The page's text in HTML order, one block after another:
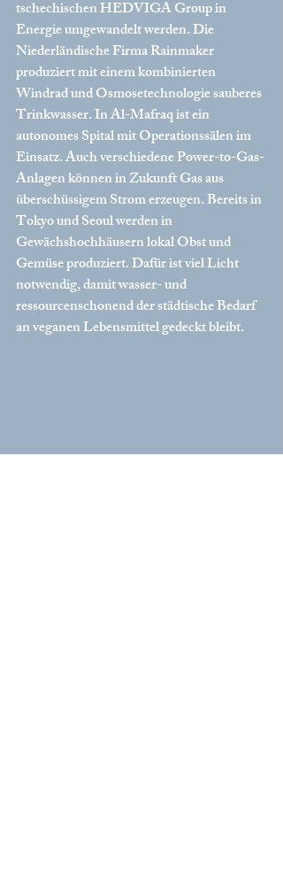
tschechischen HEDVIGA Group in
Energie umgewandelt werden. Die
Niederländische Firma Rainmaker
produziert mit einem kombinierten
Windrad und Osmosetechnologie sauberes
Trinkwasser. In Al-Mafraq ist ein
autonomes Spital mit Operationssälen im
Einsatz. Auch verschiedene Power-to-Gas-
Anlagen können in Zukunft Gas aus
überschüssigem Strom erzeugen. Bereits in
Tokyo und Seoul werden in
Gewächshochhäusern lokal Obst und
Gemüse produziert. Dafür ist viel Licht
notwendig, damit wasser- und
ressourcenschonend der städtische Bedarf
an veganen Lebensmittel gedeckt bleibt.